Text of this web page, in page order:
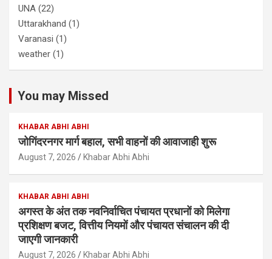
UNA (22)
Uttarakhand (1)
Varanasi (1)
weather (1)
You may Missed
KHABAR ABHI ABHI
जोगिंदरनगर मार्ग बहाल, सभी वाहनों की आवाजाही शुरू
August 7, 2026 Khabar Abhi Abhi
KHABAR ABHI ABHI
अगस्त के अंत तक नवनिर्वाचित पंचायत प्रधानों को मिलेगा
प्रशिक्षण बजट, वित्तीय नियमों और पंचायत संचालन की दी
जाएगी जानकारी
August 7, 2026 Khabar Abhi Abhi